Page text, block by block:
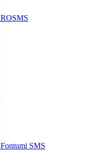
ROSMS
Fontumi SMS